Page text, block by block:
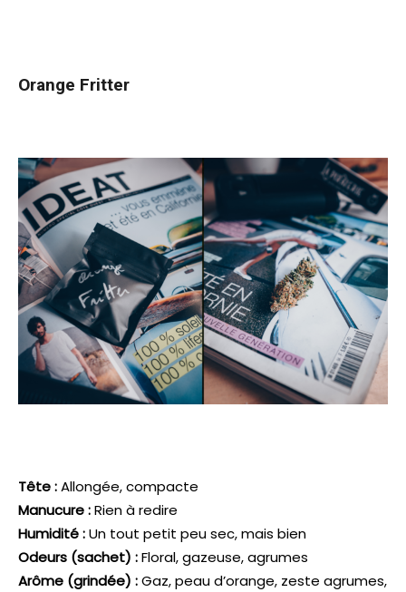
Orange Fritter
Tête :Allongée, compacte
Manucure :Rien à redire
Humidité :Un tout petit peu sec, mais bien
Odeurs (sachet) :Floral, gazeuse, agrumes
Arôme (grindée) :Gaz, peau d’orange, zeste agrumes,